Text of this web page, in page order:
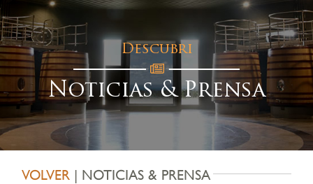
Descubri
Noticias & Prensa
VOLVER | NOTICIAS & PRENSA